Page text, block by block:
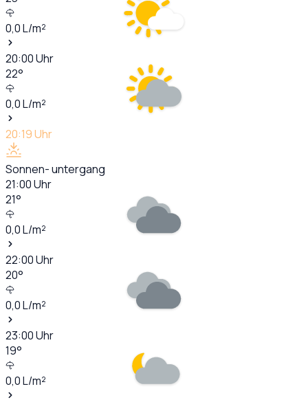
0,0L/m²
20:00Uhr
22°
0,0L/m²
20:19Uhr
Sonnen- untergang
21:00Uhr
21°
0,0L/m²
22:00Uhr
20°
0,0L/m²
23:00Uhr
19°
0,0L/m²